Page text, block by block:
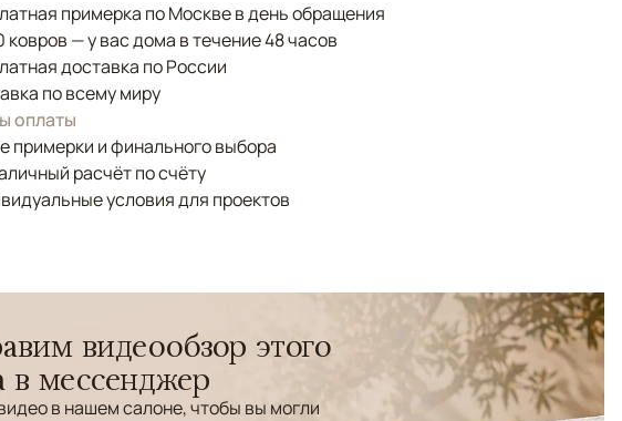
примерка по Москве в день обращения
ковров — у вас дома в течение 48 часов
доставка по России
по всему миру
оплаты
примерки и финального выбора
расчёт по счёту
условия для проектов
видеообзор этого
в мессенджер
в нашем салоне, чтобы вы могли